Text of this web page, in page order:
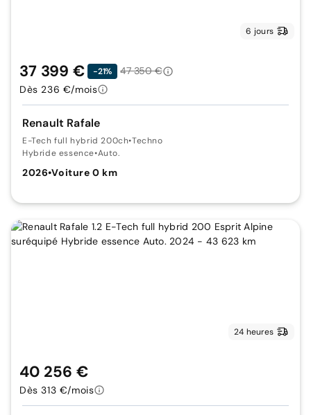
6 jours
Renault Rafale
E-Tech full hybrid 200ch•Techno
Hybride essence•Auto.
2026•Voiture 0 km
37 399 € -21%
47 350 €
Dès 236 €/mois
24 heures
40 256 €
Dès 313 €/mois